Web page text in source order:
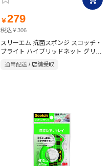
￥279
税込￥306
スリーエム 抗菌スポンジ スコッチ・
ブライト ハイブリッドネット グリー
ン
通常配送 / 店舗受取